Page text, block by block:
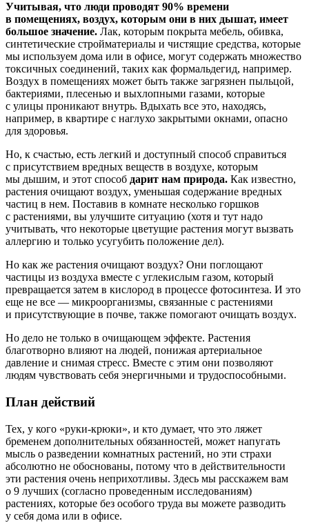
Учитывая, что люди проводят 90% времени
в помещениях, воздух, которым они в них дышат, имеет
большое значение. Лак, которым покрыта мебель, обивка,
синтетические стройматериалы и чистящие средства, которые
мы используем дома или в офисе, могут содержать множество
токсичных соединений, таких как формальдегид, например.
Воздух в помещениях может быть также загрязнен пыльцой,
бактериями, плесенью и выхлопными газами, которые
с улицы проникают внутрь. Вдыхать все это, находясь,
например, в квартире с наглухо закрытыми окнами, опасно
для здоровья.
Но, к счастью, есть легкий и доступный способ справиться
с присутствием вредных веществ в воздухе, которым
мы дышим, и этот способ дарит нам природа. Как известно,
растения очищают воздух, уменьшая содержание вредных
частиц в нем. Поставив в комнате несколько горшков
с растениями, вы улучшите ситуацию (хотя и тут надо
учитывать, что некоторые цветущие растения могут вызвать
аллергию и только усугубить положение дел).
Но как же растения очищают воздух? Они поглощают
частицы из воздуха вместе с углекислым газом, который
превращается затем в кислород в процессе фотосинтеза. И это
еще не все — микроорганизмы, связанные с растениями
и присутствующие в почве, также помогают очищать воздух.
Но дело не только в очищающем эффекте. Растения
благотворно влияют на людей, понижая артериальное
давление и снимая стресс. Вместе с этим они позволяют
людям чувствовать себя энергичными и трудоспособными.
План действий
Тех, у кого «руки-крюки», и кто думает, что это ляжет
бременем дополнительных обязанностей, может напугать
мысль о разведении комнатных растений, но эти страхи
абсолютно не обоснованы, потому что в действительности
эти растения очень неприхотливы. Здесь мы расскажем вам
о 9 лучших (согласно проведенным исследованиям)
растениях, которые без особого труда вы можете разводить
у себя дома или в офисе.